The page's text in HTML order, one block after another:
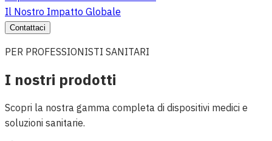
Il Nostro Impatto Globale
Contattaci
PER PROFESSIONISTI SANITARI
I nostri prodotti
Scopri la nostra gamma completa di dispositivi medici e
soluzioni sanitarie.